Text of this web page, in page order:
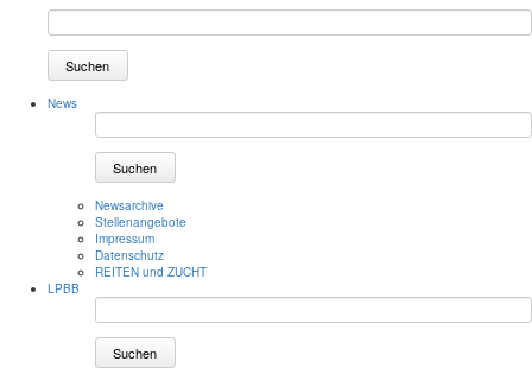
Suchen
News
Suchen
Newsarchive
Stellenangebote
Impressum
Datenschutz
REITEN und ZUCHT
LPBB
Suchen